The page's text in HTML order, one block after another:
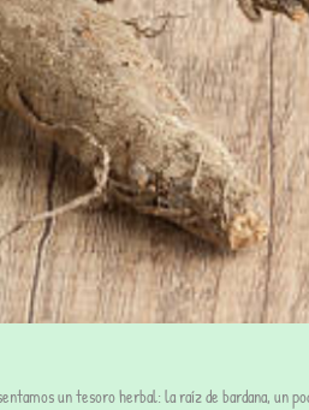
un tesoro herbal: la raíz de bardana, un